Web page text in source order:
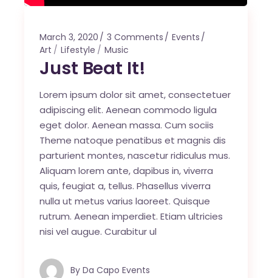
March 3, 2020 3 Comments
Events
Art
Lifestyle Music
Just Beat It!
Lorem ipsum dolor sit amet, consectetuer
adipiscing elit. Aenean commodo ligula
eget dolor. Aenean massa. Cum sociis
Theme natoque penatibus et magnis dis
parturient montes, nascetur ridiculus mus.
Aliquam lorem ante, dapibus in, viverra
quis, feugiat a, tellus. Phasellus viverra
nulla ut metus varius laoreet. Quisque
rutrum. Aenean imperdiet. Etiam ultricies
nisi vel augue. Curabitur ul
By Da Capo Events